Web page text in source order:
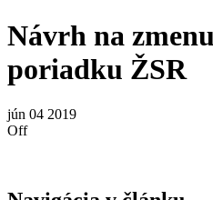
Návrh na
poriadku ŽSR
jún 04 2019
Off